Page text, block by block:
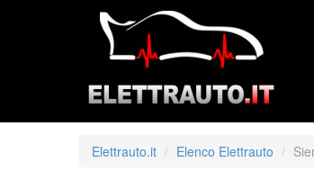
Elettrauto.it Elenco Elettrauto